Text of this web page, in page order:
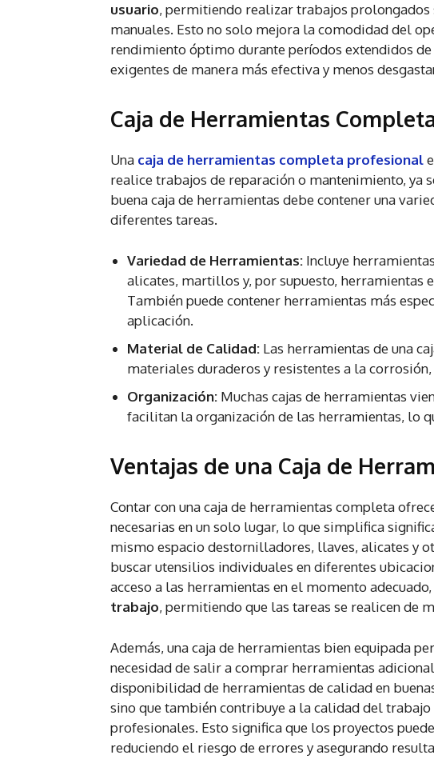
usuario, permitiendo realizar trabajos prolongados
manuales. Esto no solo mejora la comodidad del
rendimiento óptimo durante períodos extendidos
exigentes de manera más efectiva y menos
Caja de Herramientas
Una caja de herramientas completa profesional
realice trabajos de reparación o mantenimiento, ya
buena caja de herramientas debe contener una
diferentes tareas.
Variedad de Herramientas: Incluye
alicates, martillos y, por supuesto, herramientas
También puede contener herramientas más
aplicación.
Material de Calidad: Las herramientas de una
materiales duraderos y resistentes a la
Organización: Muchas cajas de herramientas
facilitan la organización de las herramientas, lo
Ventajas de una Caja de
Contar con una caja de herramientas completa
necesarias en un solo lugar, lo que simplifica
mismo espacio destornilladores, llaves, alicates y
buscar utensilios individuales en diferentes
acceso a las herramientas en el momento
trabajo, permitiendo que las tareas se realicen de
Además, una caja de herramientas bien equipada
necesidad de salir a comprar herramientas
disponibilidad de herramientas de calidad en
sino que también contribuye a la calidad del
profesionales. Esto significa que los proyectos
reduciendo el riesgo de errores y asegurando